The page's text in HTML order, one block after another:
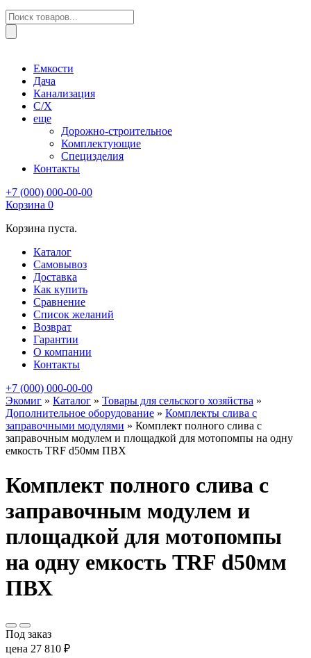
Поиск
товаров
Емкости
Дача
Канализация
С/Х
еще
Дорожно-строительное
Комплектующие
Специзделия
Контакты
+7 (000) 000-00-00
Корзина 0
Корзина пуста.
Каталог
Самовывоз
Доставка
Как купить
Сравнение
Список желаний
Возврат
Гарантии
О компании
Контакты
+7 (000) 000-00-00
Экомиг » Каталог » Товары для сельского хозяйства »
Дополнительное оборудование » Комплекты слива с
заправочными модулями » Комплект полного слива с
заправочным модулем и площадкой для мотопомпы на одну
емкость TRF d50мм ПВХ
Комплект полного слива с
заправочным модулем и
площадкой для мотопомпы
на одну емкость TRF d50мм
ПВХ
Под заказ
цена 27 810 ₽